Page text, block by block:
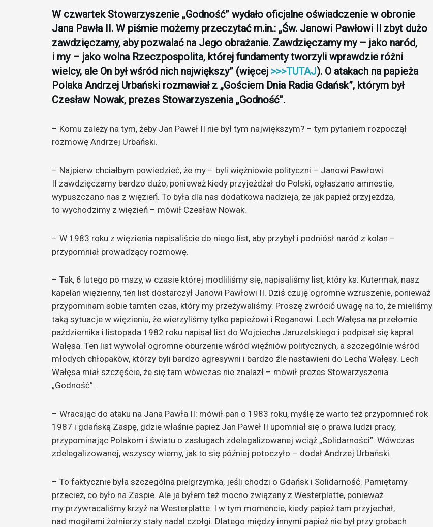
W czwartek Stowarzyszenie „Godność” wydało oficjalne oświadczenie w obronie
Jana Pawła II. W piśmie możemy przeczytać m.in.: „Św. Janowi Pawłowi Il zbyt dużo
zawdzięczamy, aby pozwalać na Jego obrażanie. Zawdzięczamy my – jako naród,
i my – jako wolna Rzeczpospolita, której fundamenty tworzyli wprawdzie różni
wielcy, ale On był wśród nich największy” (więcej >>>TUTAJ). O atakach na papieża
Polaka Andrzej Urbański rozmawiał z „Gościem Dnia Radia Gdańsk”, którym był
Czesław Nowak, prezes Stowarzyszenia „Godność”.
– Komu zależy na tym, żeby Jan Paweł II nie był tym największym? – tym pytaniem rozpoczął
rozmowę Andrzej Urbański.
– Najpierw chciałbym powiedzieć, że my – byli więźniowie polityczni – Janowi Pawłowi
II zawdzięczamy bardzo dużo, ponieważ kiedy przyjeżdżał do Polski, ogłaszano amnestie,
wypuszczano nas z więzień. To była dla nas dodatkowa nadzieja, że jak papież przyjeżdża,
to wychodzimy z więzień – mówił Czesław Nowak.
– W 1983 roku z więzienia napisaliście do niego list, aby przybył i podniósł naród z kolan –
przypomniał prowadzący rozmowę.
– Tak, 6 lutego po mszy, w czasie której modliliśmy się, napisaliśmy list, który ks. Kutermak, nasz
kapelan więzienny, ten list dostarczył Janowi Pawłowi II. Dziś czuję ogromne wzruszenie, ponieważ
przypominam sobie tamten czas, który my przeżywaliśmy. Proszę zwrócić uwagę na to, że mieliśmy
taką sytuacje w więzieniu, że wierzyliśmy tylko papieżowi i Reganowi. Lech Wałęsa na przełomie
października i listopada 1982 roku napisał list do Wojciecha Jaruzelskiego i podpisał się kapral
Wałęsa. Ten list wywołał ogromne oburzenie wśród więźniów politycznych, a szczególnie wśród
młodych chłopaków, którzy byli bardzo agresywni i bardzo źle nastawieni do Lecha Wałęsy. Lech
Wałęsa miał szczęście, że się tam wówczas nie znalazł – mówił prezes Stowarzyszenia
„Godność”.
– Wracając do ataku na Jana Pawła II: mówił pan o 1983 roku, myślę że warto też przypomnieć rok
1987 i gdańską Zaspę, gdzie właśnie papież Jan Paweł II upomniał się o prawa ludzi pracy,
przypominając Polakom i światu o zasługach zdelegalizowanej wciąż „Solidarności”. Wówczas
zdelegalizowanej, wszyscy wiemy, jak to się później potoczyło – dodał Andrzej Urbański.
– To faktycznie była szczególna pielgrzymka, jeśli chodzi o Gdańsk i Solidarność. Pamiętamy
przecież, co było na Zaspie. Ale ja byłem też mocno związany z Westerplatte, ponieważ
my przywracaliśmy krzyż na Westerplatte. I w tym momencie, kiedy papież tam przyjechał,
nad mogiłami żołnierzy stały nadal czołgi. Dlatego między innymi papież nie był przy grobach